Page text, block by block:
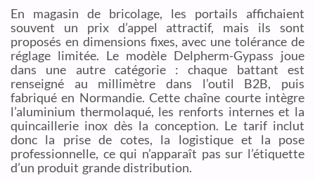
En magasin de bricolage, les portails affichaient
souvent un prix d’appel attractif, mais ils sont
proposés en dimensions fixes, avec une tolérance de
réglage limitée. Le modèle Delpherm-Gypass joue
dans une autre catégorie : chaque battant est
renseigné au millimètre dans l’outil B2B, puis
fabriqué en Normandie. Cette chaîne courte intègre
l’aluminium thermolaqué, les renforts internes et la
quincaillerie inox dès la conception. Le tarif inclut
donc la prise de cotes, la logistique et la pose
professionnelle, ce qui n’apparaît pas sur l’étiquette
d’un produit grande distribution.